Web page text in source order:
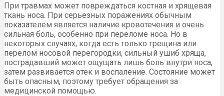
При травмах может повреждаться костная и хрящевая
ткань носа. При серьезных поражениях обычным
показателем является наличие кровотечения и очень
сильная боль, особенно при переломе носа. Но в
некоторых случаях, когда есть только трещина или
перелом носовой перегородки, сильный ушиб хряща,
пострадавший может ощущать лишь боль внутри носа,
затем развивается отек и воспаление. Состояние может
быть опасным, поэтому требует обращения за
медицинской помощью.